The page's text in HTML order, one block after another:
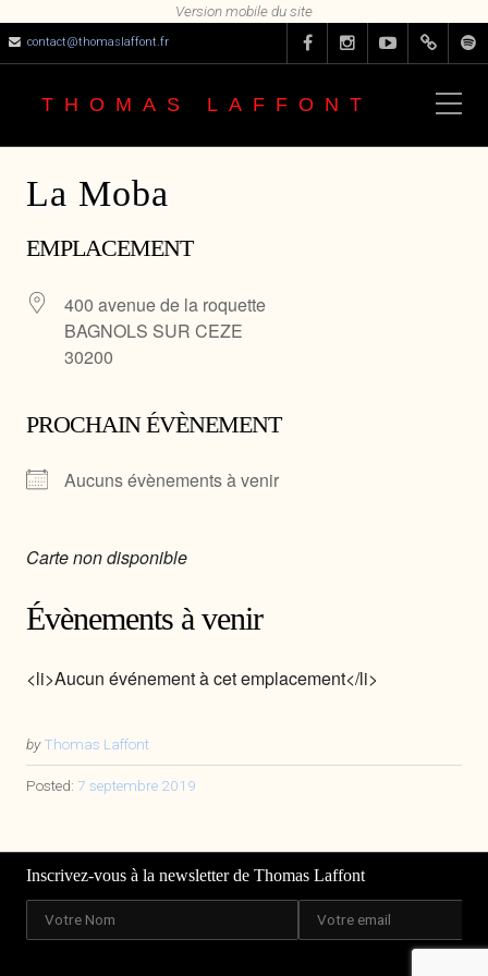
contact@thomaslaffont.fr
THOMAS LAFFONT
La Moba
EMPLACEMENT
400 avenue de la roquette
BAGNOLS SUR CEZE
30200
PROCHAIN ÉVÈNEMENT
Aucuns évènements à venir
Carte non disponible
Évènements à venir
<li>Aucun événement à cet emplacement</li>
by Thomas Laffont
Posted: 7 septembre 2019
Inscrivez-vous à la newsletter de Thomas Laffont